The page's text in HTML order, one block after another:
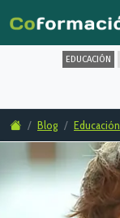
EDUCACIÓN
Blog Educación